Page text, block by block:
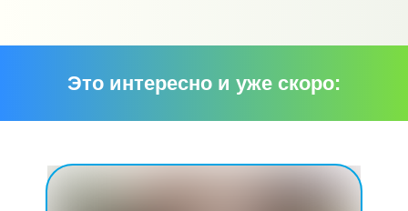
Это интересно и уже скоро: